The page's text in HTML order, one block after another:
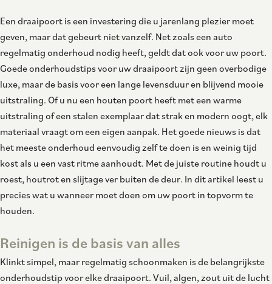
Een draaipoort is een investering die u jarenlang plezier moet
geven, maar dat gebeurt niet vanzelf. Net zoals een auto
regelmatig onderhoud nodig heeft, geldt dat ook voor uw poort.
Goede onderhoudstips voor uw draaipoort zijn geen overbodige
luxe, maar de basis voor een lange levensduur en blijvend mooie
uitstraling. Of u nu een houten poort heeft met een warme
uitstraling of een stalen exemplaar dat strak en modern oogt, elk
materiaal vraagt om een eigen aanpak. Het goede nieuws is dat
het meeste onderhoud eenvoudig zelf te doen is en weinig tijd
kost als u een vast ritme aanhoudt. Met de juiste routine houdt u
roest, houtrot en slijtage ver buiten de deur. In dit artikel leest u
precies wat u wanneer moet doen om uw poort in topvorm te
houden.
Reinigen is de basis van alles
Klinkt simpel, maar regelmatig schoonmaken is de belangrijkste
onderhoudstip voor elke draaipoort. Vuil, algen, zout uit de lucht